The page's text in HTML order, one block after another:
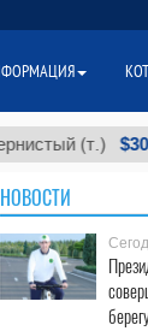
(т.) $300
НОВОСТИ